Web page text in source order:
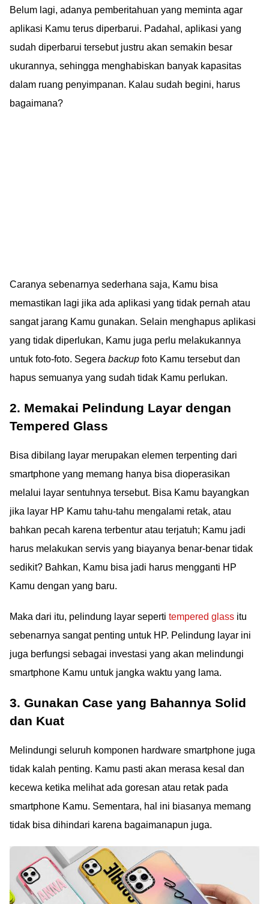
Belum lagi, adanya pemberitahuan yang meminta agar
aplikasi Kamu terus diperbarui. Padahal, aplikasi yang
sudah diperbarui tersebut justru akan semakin besar
ukurannya, sehingga menghabiskan banyak kapasitas
dalam ruang penyimpanan. Kalau sudah begini, harus
bagaimana?
Caranya sebenarnya sederhana saja, Kamu bisa
memastikan lagi jika ada aplikasi yang tidak pernah atau
sangat jarang Kamu gunakan. Selain menghapus aplikasi
yang tidak diperlukan, Kamu juga perlu melakukannya
untuk foto-foto. Segera backup foto Kamu tersebut dan
hapus semuanya yang sudah tidak Kamu perlukan.
2. Memakai Pelindung Layar dengan
Tempered Glass
Bisa dibilang layar merupakan elemen terpenting dari
smartphone yang memang hanya bisa dioperasikan
melalui layar sentuhnya tersebut. Bisa Kamu bayangkan
jika layar HP Kamu tahu-tahu mengalami retak, atau
bahkan pecah karena terbentur atau terjatuh; Kamu jadi
harus melakukan servis yang biayanya benar-benar tidak
sedikit? Bahkan, Kamu bisa jadi harus mengganti HP
Kamu dengan yang baru.
Maka dari itu, pelindung layar seperti tempered glass itu
sebenarnya sangat penting untuk HP. Pelindung layar ini
juga berfungsi sebagai investasi yang akan melindungi
smartphone Kamu untuk jangka waktu yang lama.
3. Gunakan Case yang Bahannya Solid
dan Kuat
Melindungi seluruh komponen hardware smartphone juga
tidak kalah penting. Kamu pasti akan merasa kesal dan
kecewa ketika melihat ada goresan atau retak pada
smartphone Kamu. Sementara, hal ini biasanya memang
tidak bisa dihindari karena bagaimanapun juga.